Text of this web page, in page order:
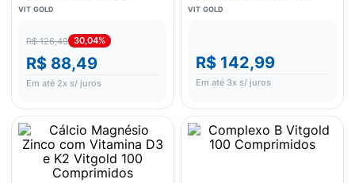
VIT GOLD
R$ 126,49 30,04%
R$ 88,49
Em até 2x s/ juros
Cápsulas
VIT GOLD
R$ 142,99
Em até 3x s/ juros